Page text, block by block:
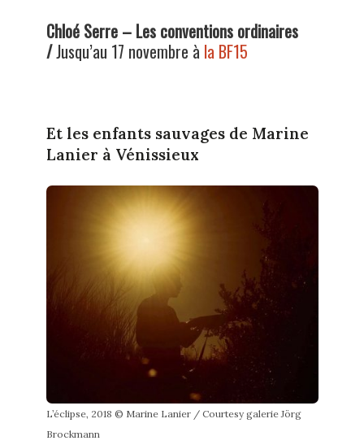
Chloé Serre – Les conventions ordinaires
/Jusqu’au 17 novembre à la BF15
Et les enfants sauvages de Marine
Lanier à Vénissieux
L’éclipse, 2018 © Marine Lanier / Courtesy galerie Jörg
Brockmann